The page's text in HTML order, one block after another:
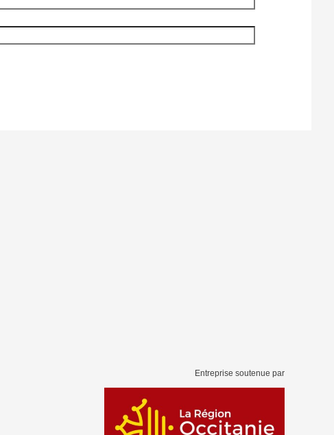
Entreprise soutenue par